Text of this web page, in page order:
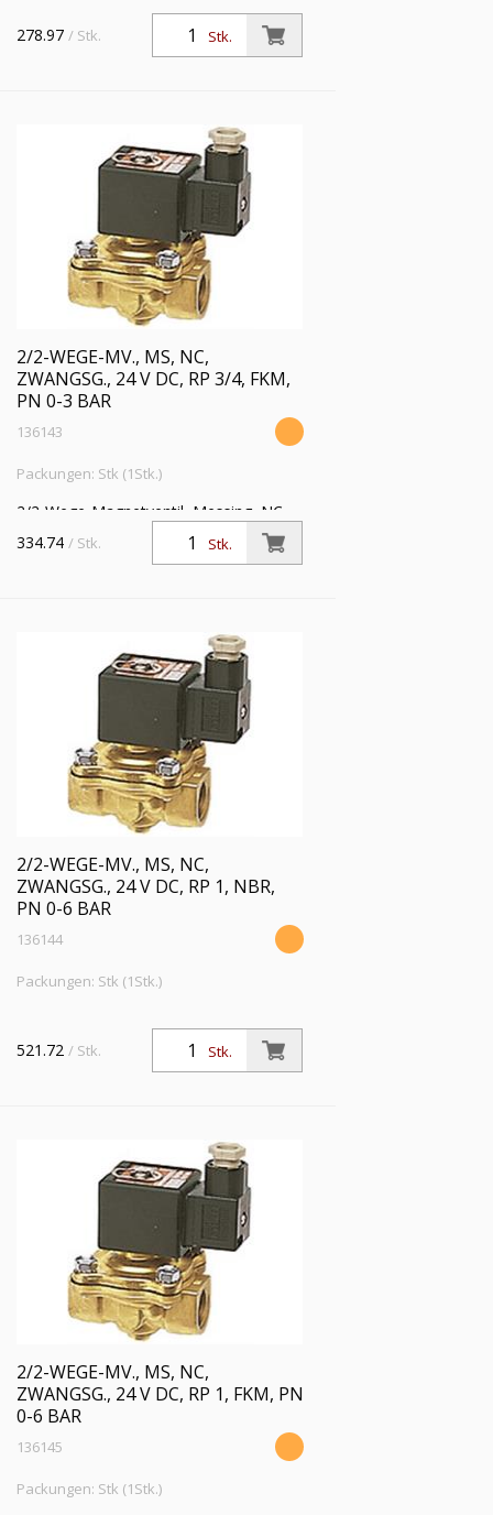
Stk.
278.97 / Stk.
2/2-WEGE-MV., MS, NC,
ZWANGSG., 24 V DC, RP 3/4, FKM,
PN 0-3 BAR
136143
Packungen: Stk (1Stk.)
2/2-Wege-Magnetventil, Messing, NC,
zwangsgesteuert, 24 V DC, Rp 3/4,
FKM, Mediumstemperatur -20 °C bis
Stk.
334.74 / Stk.
2/2-WEGE-MV., MS, NC,
ZWANGSG., 24 V DC, RP 1, NBR,
PN 0-6 BAR
136144
Packungen: Stk (1Stk.)
Stk.
521.72 / Stk.
2/2-WEGE-MV., MS, NC,
ZWANGSG., 24 V DC, RP 1, FKM, PN
0-6 BAR
136145
Packungen: Stk (1Stk.)